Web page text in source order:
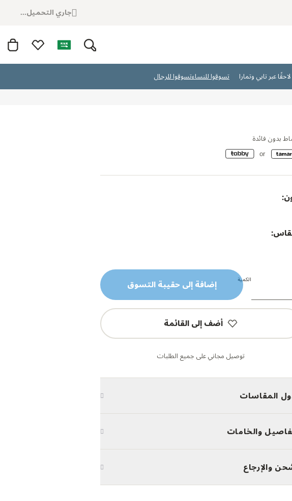
جاري التحميل...
تسوقوا للنساءتسوقوا للرجال
بدون فائدة
الكمية إضافة إلى حقيبة التسوق
أضف إلى القائمة
توصيل مجاني على جميع الطلبات
المقاسات
والخامات
والإرجاع